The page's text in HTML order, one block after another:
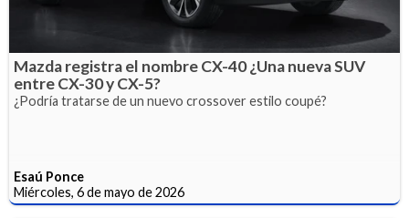
Mazda registra el nombre CX-40 ¿Una nueva SUV
entre CX-30 y CX-5?
¿Podría tratarse de un nuevo crossover estilo coupé?
Esaú Ponce
Miércoles, 6 de mayo de 2026